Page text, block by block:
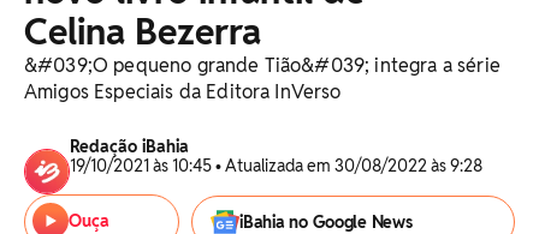
Celina Bezerra
&#039;O pequeno grande Tião&#039; integra a série
Amigos Especiais da Editora InVerso
Redação iBahia
19/10/2021 às 10:45 • Atualizada em 30/08/2022 às 9:28
Ouça iBahia no Google News